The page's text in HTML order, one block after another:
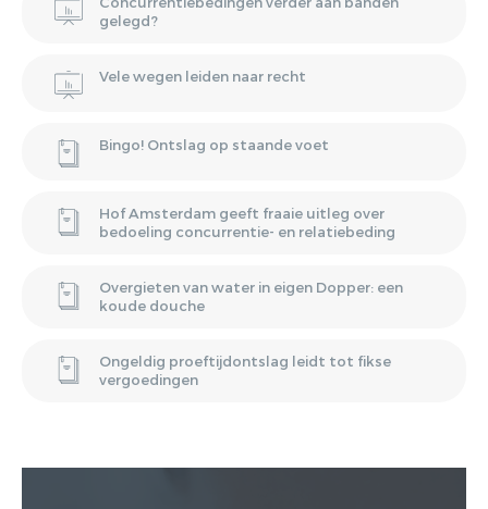
gelegd?
Vele wegen leiden naar recht
Bingo! Ontslag op staande voet
Hof Amsterdam geeft fraaie uitleg over
bedoeling concurrentie- en relatiebeding
Overgieten van water in eigen Dopper: een
koude douche
Ongeldig proeftijdontslag leidt tot fikse
vergoedingen